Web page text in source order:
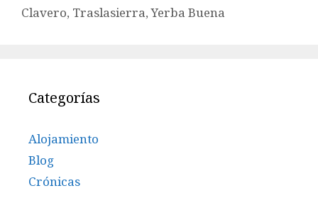
Clavero, Traslasierra,Yerba Buena
Categorías
Alojamiento
Blog
Crónicas